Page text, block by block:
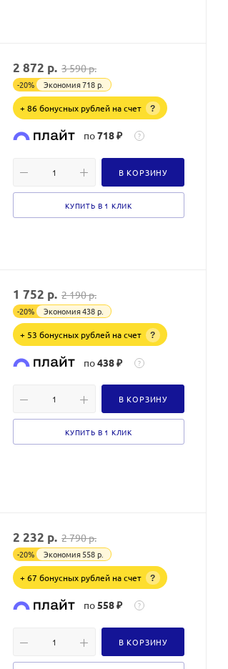
2 872 р. 3 590р.
-20% Экономия718р.
+ 86 бонусных рублей на счет ?
по718 ₽ ?
В КОРЗИНУ
КУПИТЬ В 1 КЛИК
1 752 р. 2 190р.
-20% Экономия438р.
+ 53 бонусных рублей на счет ?
по438 ₽ ?
В КОРЗИНУ
КУПИТЬ В 1 КЛИК
2 232 р. 2 790р.
-20% Экономия558р.
+ 67 бонусных рублей на счет ?
по558 ₽ ?
В КОРЗИНУ